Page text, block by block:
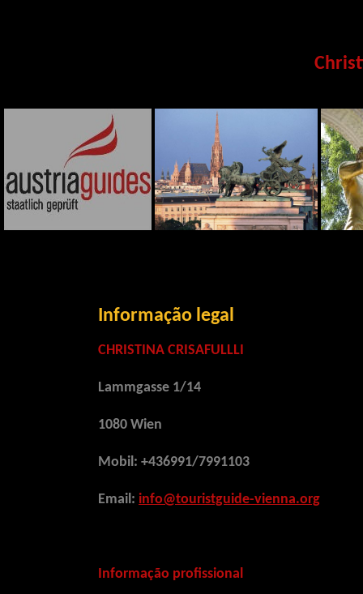
Informação legal
CHRISTINA CRISAFULLLI
Lammgasse 1/14
1080 Wien
Mobil: +436991/7991103
Email: info@touristguide-vienna.org
Informação profissional